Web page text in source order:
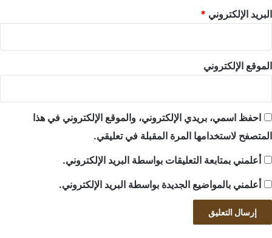
البريد الإلكتروني *
الموقع الإلكتروني
احفظ اسمي، بريدي الإلكتروني، والموقع الإلكتروني في هذا
المتصفح لاستخدامها المرة المقبلة في تعليقي.
أعلمني بمتابعة التعليقات بواسطة البريد الإلكتروني.
أعلمني بالمواضيع الجديدة بواسطة البريد الإلكتروني.